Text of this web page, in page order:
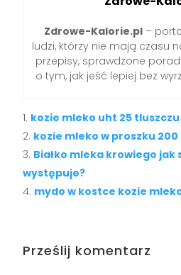
Zdrowe-Kalorie.pl –
ludzi, którzy nie mają czasu
przepisy, sprawdzone
o tym, jak jeść lepiej bez
kozie mleko uht 25
kozie mleko w proszku
Białko mleka krowiego jak
występuje?
mydo w kostce kozie
Prześlij komentarz